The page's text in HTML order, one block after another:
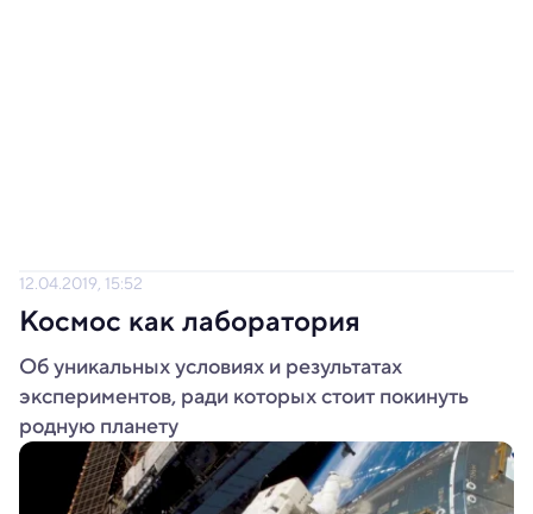
12.04.2019, 15:52
Космос как лаборатория
Об уникальных условиях и результатах
экспериментов, ради которых стоит покинуть
родную планету